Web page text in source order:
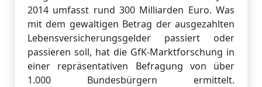
2014 umfasst rund 300 Milliarden Euro. Was
mit dem gewaltigen Betrag der ausgezahlten
Lebensversicherungsgelder passiert oder
passieren soll, hat die GfK-Marktforschung in
einer repräsentativen Befragung von über
1.000 Bundesbürgern ermittelt.